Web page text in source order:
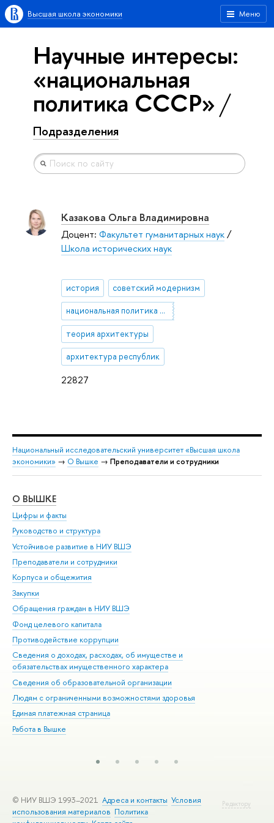
Меню
Высшая школа экономики
Научные интересы:
«национальная
политика СССР»
Подразделения
22827
Казакова Ольга Владимировна
Доцент: Факультет гуманитарных наук/
Школа исторических наук
история советский модернизм
национальная политика СССР
теория архитектуры
архитектура республик
Национальный исследовательский университет «Высшая школа
экономики» → О Вышке → Преподаватели и сотрудники
О ВЫШКЕ
Цифры и факты
Руководство и структура
Устойчивое развитие в НИУ ВШЭ
Преподаватели и сотрудники
Корпуса и общежития
Закупки
Обращения граждан в НИУ ВШЭ
Фонд целевого капитала
Противодействие коррупции
Сведения о доходах, расходах, об имуществе и
обязательствах имущественного характера
Сведения об образовательной организации
Людям с ограниченными возможностями здоровья
Единая платежная страница
Работа в Вышке
Редактору
© НИУ ВШЭ 1993–2021 Адреса и контакты Условия
использования материалов Политика